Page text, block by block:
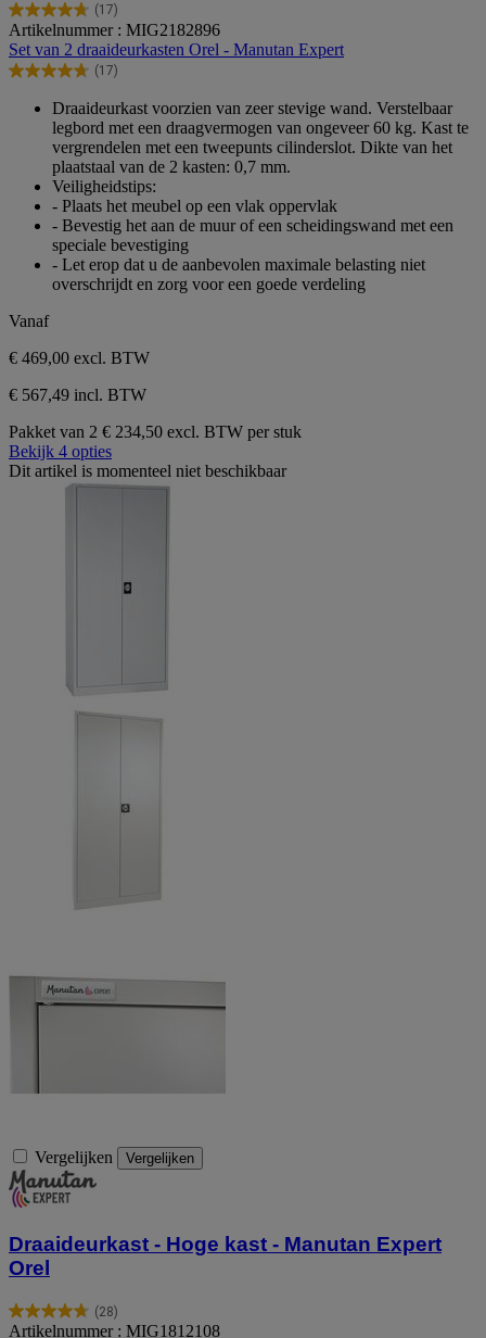
(17)
4.7
van
de
5
beoordelingen
Artikelnummer : MIG2182896
Set van 2 draaideurkasten Orel - Manutan Expert
(17)
4.7
sterren.
beoordelingen
Draaideurkast voorzien van zeer stevige wand. Verstelbaar
legbord met een draagvermogen van ongeveer 60 kg. Kast te
vergrendelen met een tweepunts cilinderslot. Dikte van het
plaatstaal van de 2 kasten: 0,7 mm.
Veiligheidstips:
- Plaats het meubel op een vlak oppervlak
- Bevestig het aan de muur of een scheidingswand met een
speciale bevestiging
- Let erop dat u de aanbevolen maximale belasting niet
overschrijdt en zorg voor een goede verdeling
Vanaf
€ 469,00 excl. BTW
€ 567,49 incl. BTW
Pakket van 2 € 234,50 excl. BTW per stuk
Bekijk 4 opties
Dit artikel is momenteel niet beschikbaar
Vergelijken Vergelijken
Draaideurkast - Hoge kast - Manutan Expert
Orel
(28)
4.7
Artikelnummer : MIG1812108